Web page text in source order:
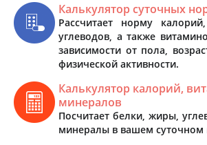
Калькулятор суточных
Рассчитает норму
углеводов, а также
зависимости от пола,
физической активности.
Калькулятор калорий,
минералов
Посчитает белки, жиры,
минералы в вашем